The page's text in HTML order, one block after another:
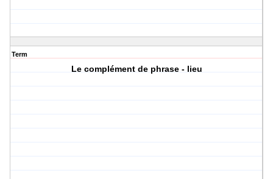
Term
Le complément de phrase - lieu